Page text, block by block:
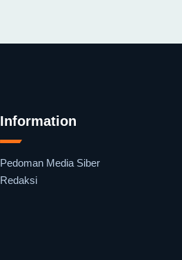
Information
Pedoman Media Siber
Redaksi